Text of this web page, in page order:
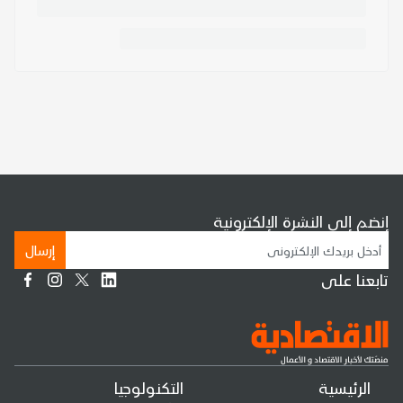
الرئيسية
التكنولوجيا
إنضم إلى النشرة الإلكترونية
إرسال
تابعنا على